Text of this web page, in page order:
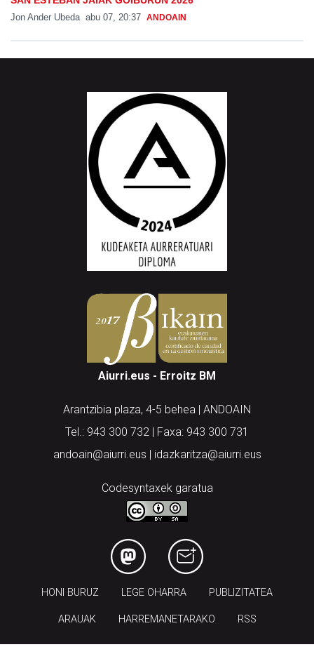
Jon Ander Ubeda abu 07, 20:37 ANDOAIN
Aiurri.eus - Erroitz BM
Arantzibia plaza, 4-5 behea | ANDOAIN
Tel.: 943 300 732 | Faxa: 943 300 731
andoain@aiurri.eus | idazkaritza@aiurri.eus
Codesyntaxek garatua
HONI BURUZ LEGE OHARRA PUBLIZITATEA
ARAUAK HARREMANETARAKO RSS